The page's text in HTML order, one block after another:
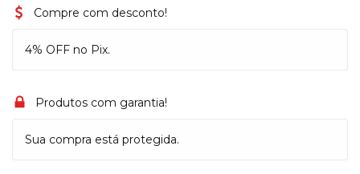
Compre com desconto!
4% OFF no Pix.
Produtos com garantia!
Sua compra está protegida.